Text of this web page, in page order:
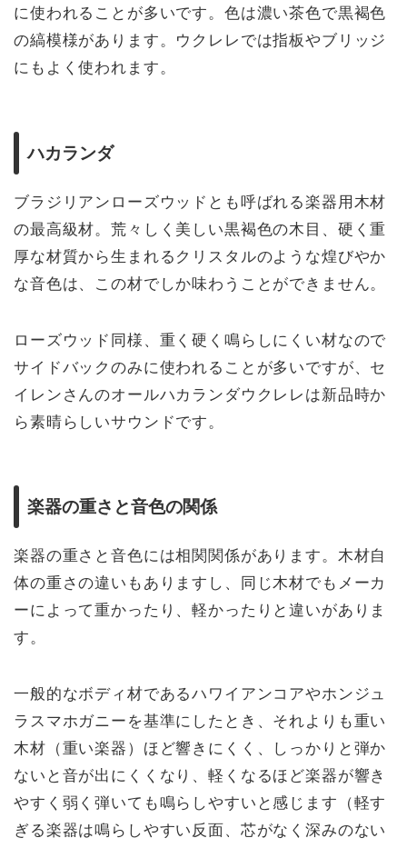
に使われることが多いです。色は濃い茶色で黒褐色
の縞模様があります。ウクレレでは指板やブリッジ
にもよく使われます。
ハカランダ
ブラジリアンローズウッドとも呼ばれる楽器用木材
の最高級材。荒々しく美しい黒褐色の木目、硬く重
厚な材質から生まれるクリスタルのような煌びやか
な音色は、この材でしか味わうことができません。
ローズウッド同様、重く硬く鳴らしにくい材なので
サイドバックのみに使われることが多いですが、セ
イレンさんのオールハカランダウクレレは新品時か
ら素晴らしいサウンドです。
楽器の重さと音色の関係
楽器の重さと音色には相関関係があります。木材自
体の重さの違いもありますし、同じ木材でもメーカ
ーによって重かったり、軽かったりと違いがありま
す。
一般的なボディ材であるハワイアンコアやホンジュ
ラスマホガニーを基準にしたとき、それよりも重い
木材（重い楽器）ほど響きにくく、しっかりと弾か
ないと音が出にくくなり、軽くなるほど楽器が響き
やすく弱く弾いても鳴らしやすいと感じます（軽す
ぎる楽器は鳴らしやすい反面、芯がなく深みのない